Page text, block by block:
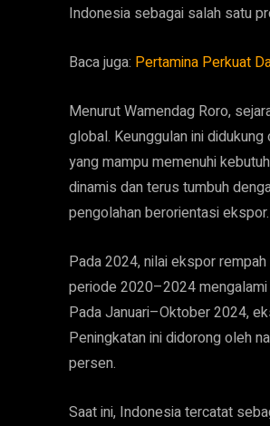
Indonesia sebagai salah satu
Baca juga: Pertamina Perkuat
Menurut Wamendag Roro,
global. Keunggulan ini
yang mampu memenuhi
dinamis dan terus tumbuh
pengolahan berorientasi
Pada 2024, nilai ekspor
periode 2020–2024
Pada Januari–Oktober 2024,
Peningkatan ini didorong oleh
persen.
Saat ini, Indonesia tercatat